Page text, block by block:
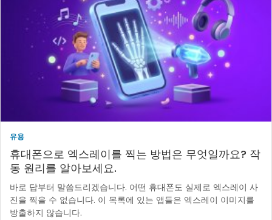
유용
휴대폰으로 엑스레이를 찍는 방법은 무엇일까요? 작
동 원리를 알아보세요.
바로 답부터 말씀드리겠습니다. 어떤 휴대폰도 실제로 엑스레이 사
진을 찍을 수 없습니다. 이 목록에 있는 앱들은 엑스레이 이미지를
방출하지 않습니다.